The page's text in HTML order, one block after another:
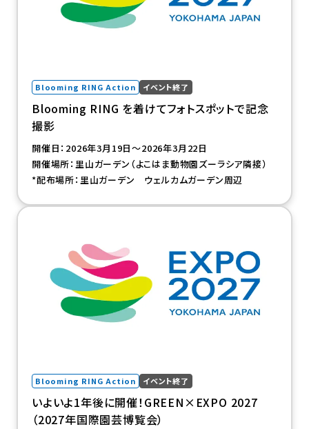
Blooming RING Action イベント終了
Blooming RING を着けてフォトスポットで記念
撮影
開催日：2026年3月19日～2026年3月22日
開催場所：里山ガーデン（よこはま動物園ズーラシア隣接）
*配布場所：里山ガーデン ウェルカムガーデン周辺
Blooming RING Action イベント終了
いよいよ1年後に開催！GREEN×EXPO 2027
（2027年国際園芸博覧会）
（新規タブで開きます）